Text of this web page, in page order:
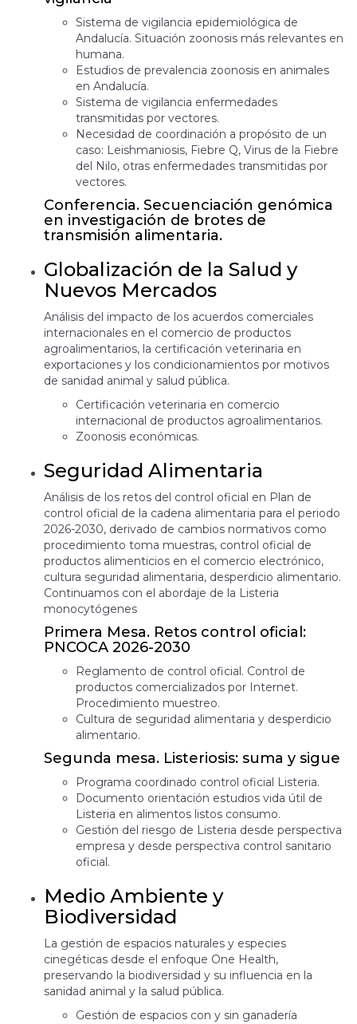
Sistema de vigilancia epidemiológica de
Andalucía. Situación zoonosis más relevantes en
humana.
Estudios de prevalencia zoonosis en animales
en Andalucía.
Sistema de vigilancia enfermedades
transmitidas por vectores.
Necesidad de coordinación a propósito de un
caso: Leishmaniosis, Fiebre Q, Virus de la Fiebre
del Nilo, otras enfermedades transmitidas por
vectores.
Conferencia. Secuenciación genómica
en investigación de brotes de
transmisión alimentaria.
Globalización de la Salud y
Nuevos Mercados
Análisis del impacto de los acuerdos comerciales
internacionales en el comercio de productos
agroalimentarios, la certificación veterinaria en
exportaciones y los condicionamientos por motivos
de sanidad animal y salud pública.
Certificación veterinaria en comercio
internacional de productos agroalimentarios.
Zoonosis económicas.
Seguridad Alimentaria
Análisis de los retos del control oficial en Plan de
control oficial de la cadena alimentaria para el periodo
2026-2030, derivado de cambios normativos como
procedimiento toma muestras, control oficial de
productos alimenticios en el comercio electrónico,
cultura seguridad alimentaria, desperdicio alimentario.
Continuamos con el abordaje de la Listeria
monocytógenes
Primera Mesa. Retos control oficial:
PNCOCA 2026-2030
Reglamento de control oficial. Control de
productos comercializados por Internet.
Procedimiento muestreo.
Cultura de seguridad alimentaria y desperdicio
alimentario.
Segunda mesa. Listeriosis: suma y sigue
Programa coordinado control oficial Listeria.
Documento orientación estudios vida útil de
Listeria en alimentos listos consumo.
Gestión del riesgo de Listeria desde perspectiva
empresa y desde perspectiva control sanitario
oficial.
Medio Ambiente y
Biodiversidad
La gestión de espacios naturales y especies
cinegéticas desde el enfoque One Health,
preservando la biodiversidad y su influencia en la
sanidad animal y la salud pública.
Gestión de espacios con y sin ganadería